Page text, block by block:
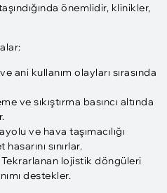
önemlidir, klinikler,
ani kullanım olayları sırasında
ve sıkıştırma basıncı altında
ve hava taşımacılığı
sınırlar.
Tekrarlanan lojistik döngüleri
destekler.